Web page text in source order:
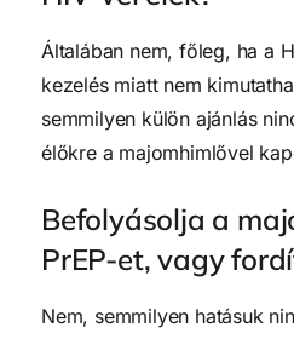
Általában nem, főleg, ha a
kezelés miatt nem
semmilyen külön ajánlás
élőkre a majomhimlővel
Befolyásolja a
PrEP-et, vagy
Nem, semmilyen hatásuk